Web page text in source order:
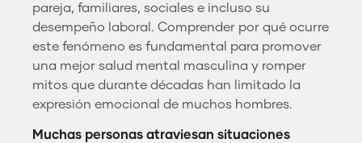
pareja, familiares, sociales e incluso su
desempeño laboral. Comprender por qué ocurre
este fenómeno es fundamental para promover
una mejor salud mental masculina y romper
mitos que durante décadas han limitado la
expresión emocional de muchos hombres.
Muchas personas atraviesan situaciones